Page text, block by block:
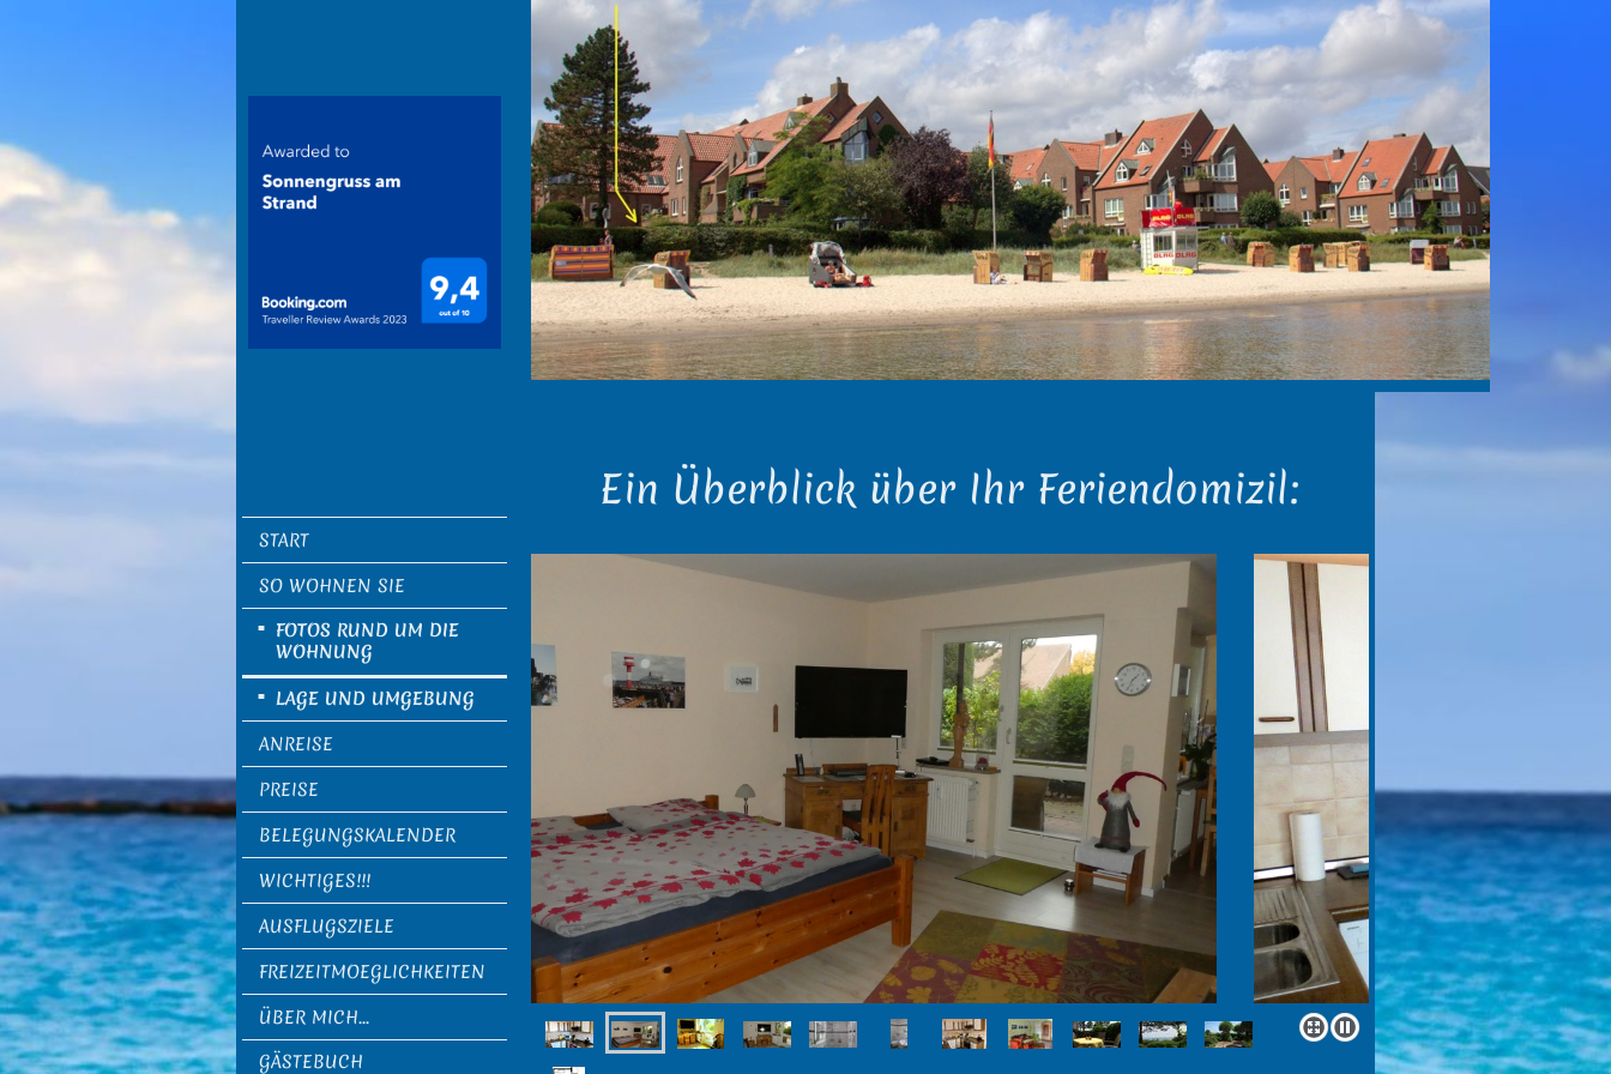
START
SO WOHNEN SIE
FOTOS RUND UM DIE
WOHNUNG
LAGE UND UMGEBUNG
ANREISE
PREISE
BELEGUNGSKALENDER
WICHTIGES!!!
AUSFLUGSZIELE
FREIZEITMOEGLICHKEITEN
ÜBER MICH...
GÄSTEBUCH
Ein Überblick über Ihr Feriendomizil: